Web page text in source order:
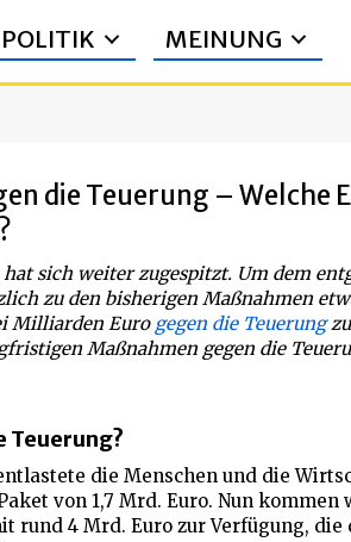
POLITIK MEINUNG
die Teuerung – Welche
sich weiter zugespitzt. Um dem
zu den bisherigen Maßnahmen
Milliarden Euro gegen die Teuerung
Maßnahmen gegen die
Teuerung?
die Menschen und die
von 1,7 Mrd. Euro. Nun kommen
rund 4 Mrd. Euro zur Verfügung,